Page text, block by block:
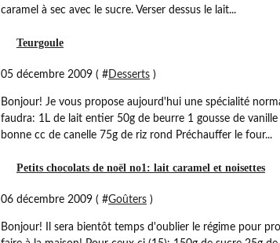
caramel à sec avec le sucre. Verser dessus le lait...
Teurgoule
05 décembre 2009 ( #Desserts )
Bonjour! Je vous propose aujourd'hui une spécialité
faudra: 1L de lait entier 50g de beurre 1 gousse de
bonne cc de canelle 75g de riz rond Préchauffer le four...
Petits chocolats de noël no1: lait caramel et noisettes
06 décembre 2009 ( #Goûters )
Bonjour! Il sera bientôt temps d'oublier le régime pour